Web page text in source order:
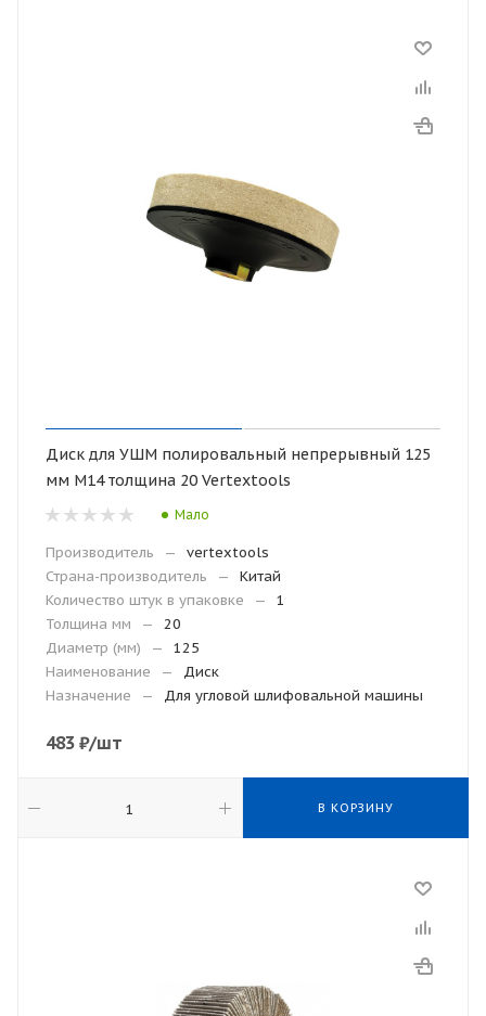
Диск для УШМ полировальный непрерывный 125
мм М14 толщина 20 Vertextools
Мало
Производитель —
vertextools
Страна-производитель
—
Китай
Количество штук в упаковке
—
1
Толщина мм
—
20
Диаметр (мм)
—
125
Наименование
—
Диск
Назначение
— Для угловой шлифовальной машины
483 ₽/шт
В КОРЗИНУ